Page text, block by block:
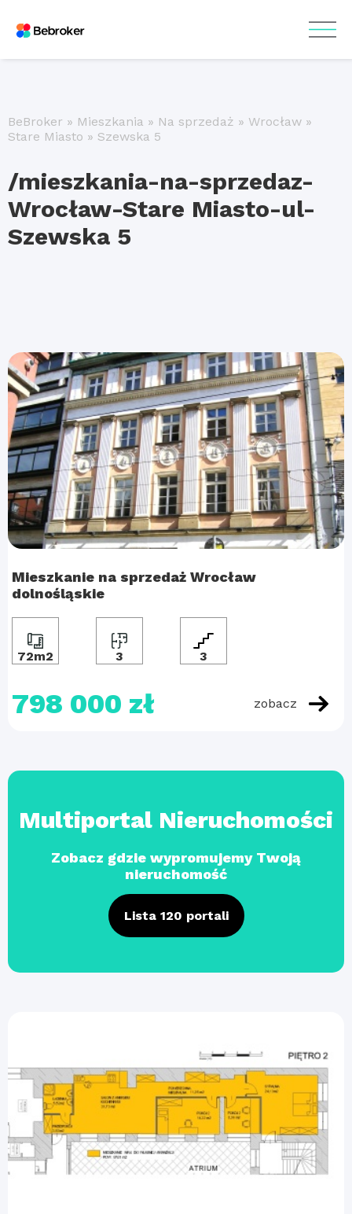
BeBroker » Mieszkania » Na sprzedaż » Wrocław »
Stare Miasto » Szewska 5
/mieszkania-na-sprzedaz-
Wrocław-Stare Miasto-ul-
Szewska 5
Mieszkanie na sprzedaż Wrocław
dolnośląskie
72m2 3 3
798 000 zł zobacz
Multiportal Nieruchomości
Zobacz gdzie wypromujemy Twoją
nieruchomość
Lista 120 portali